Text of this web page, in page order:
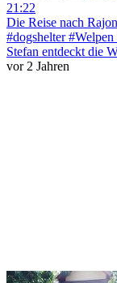
21:22
Die Reise nach
#dogshelter
Stefan entdeckt die
vor 2 Jahren